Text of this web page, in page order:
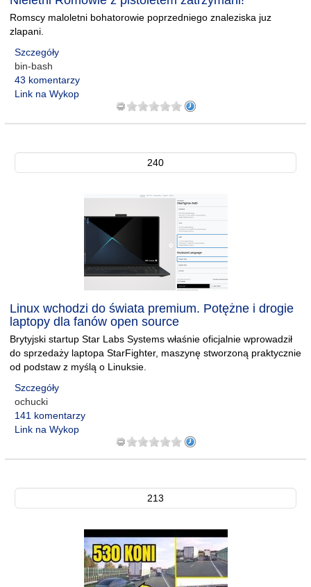
Romscy maloletni bohatorowie poprzedniego znaleziska juz
zlapani.
Szczegóły
bin-bash
43 komentarzy
Link na Wykop
240
Linux wchodzi do świata premium. Potężne i drogie
laptopy dla fanów open source
Brytyjski startup Star Labs Systems właśnie oficjalnie wprowadził
do sprzedaży laptopa StarFighter, maszynę stworzoną praktycznie
od podstaw z myślą o Linuksie.
Szczegóły
ochucki
141 komentarzy
Link na Wykop
213